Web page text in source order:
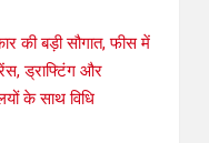
की बड़ी सौगात, फीस में
ड्राफ्टिंग और
के साथ विधि